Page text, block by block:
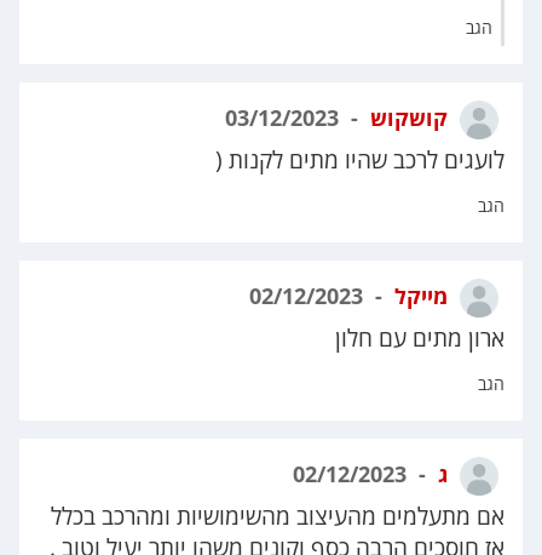
הגב
קושקוש
לועגים לרכב שהיו מתים לקנות (
הגב
מייקל
ארון מתים עם חלון
הגב
ג
אם מתעלמים מהעיצוב מהשימושיות ומהרכב בכלל
אז חוסכים הרבה כסף וקונים משהו יותר יעיל וטוב .